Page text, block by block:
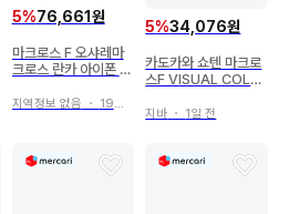
5%76,661원
마크로스 F 오샤레마
크로스 란카 아이폰 케
지역정보 없음 ・ 19일 전
5%34,076원
카도카와 쇼텐 마크로
스F VISUAL COLLE
지바 ・ 1일 전